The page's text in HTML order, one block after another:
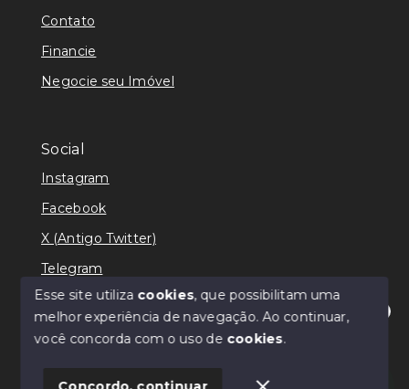
Olá! Estamos disponíveis para te ajudar.
Contato
Financie
Negocie seu Imóvel
Social
Instagram
Facebook
X (Antigo Twitter)
Telegram
© Copyright 2026 - Ricardo Lilian - Todos os direitos
Esse site utiliza cookies, que possibilitam uma
melhor experiência de navegação.Ao continuar,
você concorda com o uso de cookies.